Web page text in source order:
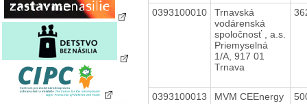
0393100010
Trnavská
vodárenská
spoločnosť , a.s.
Priemyselná
1/A, 917 01
Trnava
0393100013
MVM CEEnergy